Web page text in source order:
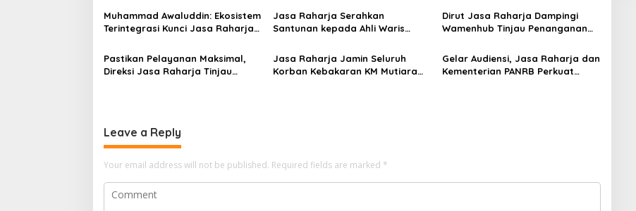
Muhammad Awaluddin: Ekosistem
Terintegrasi Kunci Jasa Raharja
Kepada masyarakat
Jasa Raharja Serahkan
Santunan kepada Ahli Waris
Sentosa II
Dirut Jasa Raharja Dampingi
Wamenhub Tinjau Penanganan
RS PHC Surabaya
Pastikan Pelayanan Maksimal,
Direksi Jasa Raharja Tinjau
Jasa Raharja Jamin Seluruh
Korban Kebakaran KM Mutiara
Gelar Audiensi, Jasa Raharja dan
Kementerian PANRB Perkuat
Leave a Reply
Your email address will not be published. Required fields are marked *